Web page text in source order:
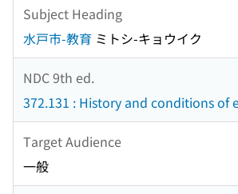
Subject Heading
水戸市-教育 ミトシ-キョウイク
NDC 9th ed.
372.131 : History and conditions of
Target Audience
一般